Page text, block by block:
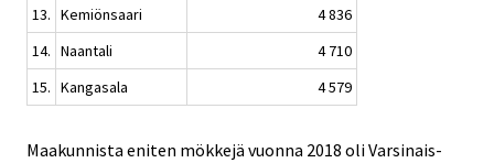
13. Kemiönsaari
4 836
14. Naantali
4 710
15. Kangasala 4 579
Maakunnista eniten mökkejä vuonna 2018 oli Varsinais-